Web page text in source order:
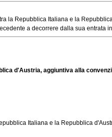
Repubblica Italiana e la
a decorrere dalla sua entrata
d'Austria, aggiuntiva alla
Italiana e la Repubblica